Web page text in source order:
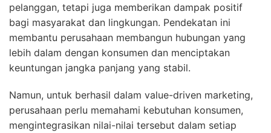
pelanggan, tetapi juga memberikan dampak positif
bagi masyarakat dan lingkungan. Pendekatan ini
membantu perusahaan membangun hubungan yang
lebih dalam dengan konsumen dan menciptakan
keuntungan jangka panjang yang stabil.
Namun, untuk berhasil dalam value-driven marketing,
perusahaan perlu memahami kebutuhan konsumen,
mengintegrasikan nilai-nilai tersebut dalam setiap